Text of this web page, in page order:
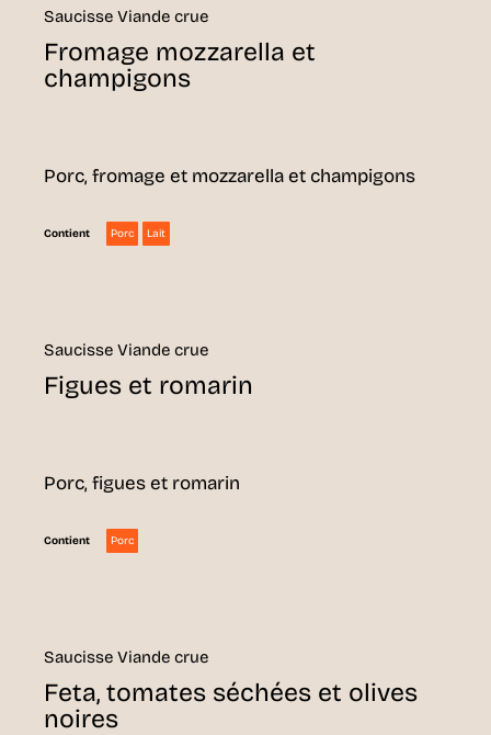
Saucisse Viande crue
Fromage mozzarella et
champigons
Porc, fromage et mozzarella et champigons
Contient Porc Lait
Saucisse Viande crue
Figues et romarin
Porc, figues et romarin
Contient Porc
Saucisse Viande crue
Feta, tomates séchées et olives
noires